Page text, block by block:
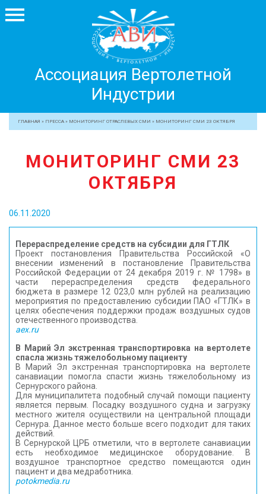
Ассоциация Вертолетной
Индустрии
Вертолетной
Индустрии
+7 499 755 99 29
ЧЛЕНЫ АВИ
МЕРОПРИЯТИЯ
ЖУРНАЛ
ПРЕССА
МЕДИА
КОНТАКТЫ
ГЛАВНАЯ » ПРЕССА » МОНИТОРИНГ ОТРАСЛЕВЫХ СМИ » МОНИТОРИНГ СМИ 23 ОКТЯБРЯ
МОНИТОРИНГ СМИ 23
ОКТЯБРЯ
06.11.2020
Перераспределение средств на субсидии для ГТЛК
Проект постановления Правительства Российской «О
внесении изменений в постановление Правительства
Российской Федерации от 24 декабря 2019 г. № 1798» в
части перераспределения средств федерального
бюджета в размере 12 023,0 млн рублей на реализацию
мероприятия по предоставлению субсидии ПАО «ГТЛК» в
целях обеспечения поддержки продаж воздушных судов
отечественного производства.
aex.ru
В Марий Эл экстренная транспортировка на вертолете
спасла жизнь тяжелобольному пациенту
В Марий Эл экстренная транспортировка на вертолете
санавиации помогла спасти жизнь тяжелобольному из
Сернурского района.
Для муниципалитета подобный случай помощи пациенту
является первым. Посадку воздушного судна и загрузку
местного жителя осуществили на центральной площади
Сернура. Данное место больше всего подходит для таких
действий.
В Сернурской ЦРБ отметили, что в вертолете санавиации
есть необходимое медицинское оборудование. В
воздушное транспортное средство помещаются один
пациент и два медработника.
potokmedia.ru